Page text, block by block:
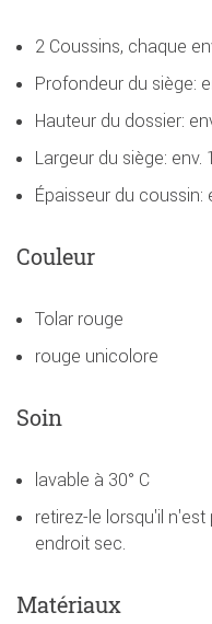
2 Coussins, chaque
Profondeur du siège:
Hauteur du dossier:
Largeur du siège: env.
Épaisseur du coussin:
Couleur
Tolar rouge
rouge unicolore
Soin
lavable à 30° C
retirez-le lorsqu'il
endroit sec.
Matériaux